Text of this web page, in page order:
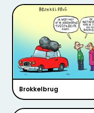
Brokkelbrug